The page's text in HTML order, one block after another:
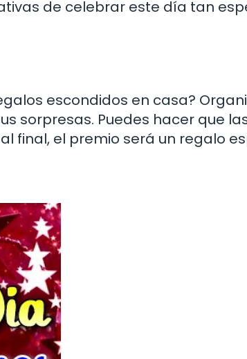
de celebrar este día tan
escondidos en casa?
sorpresas. Puedes hacer que
final, el premio será un regalo